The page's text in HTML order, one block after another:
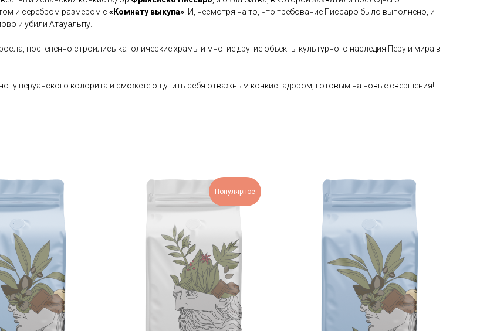
и серебром размером с «Комнату выкупа». И, несмотря на то, что требование Писсаро было выполнено, и
и убили Атауальпу.
постепенно строились католические храмы и многие другие объекты культурного наследия Перу и мира в
перуанского колорита и сможете ощутить себя отважным конкистадором, готовым на новые свершения!
Популярное